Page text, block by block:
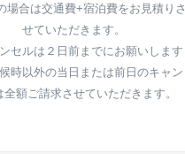
場合は交通費+宿泊費をお見積りさ
せていただきます。
セルは２日前までにお願いします
時以外の当日または前日のキャン
全額ご請求させていただきます。